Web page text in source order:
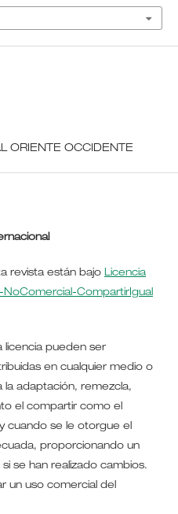
ORIENTE OCCIDENTE
revista están bajo Licencia
CompartirIgual
licencia pueden ser
en cualquier medio o
la adaptación, remezcla,
el compartir como el
cuando se le otorgue el
proporcionando un
se han realizado cambios.
un uso comercial del